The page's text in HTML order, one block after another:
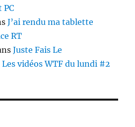
PC
J’ai rendu ma tablette
RT
Juste Fais Le
Les vidéos WTF du lundi #2